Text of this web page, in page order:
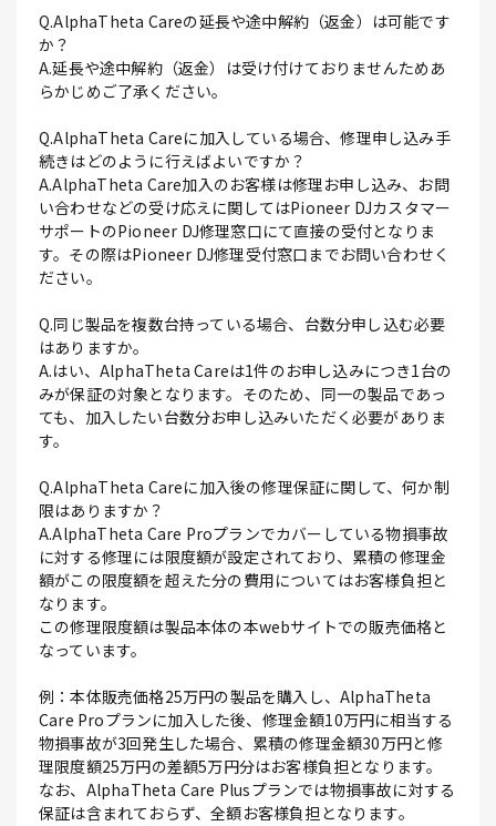
Q.AlphaTheta Careの延長や途中解約（返金）は可能です
か？
A.延長や途中解約（返金）は受け付けておりませんためあ
らかじめご了承ください。
Q.AlphaTheta Careに加入している場合、修理申し込み手
続きはどのように行えばよいですか？
A.AlphaTheta Care加入のお客様は修理お申し込み、お問
い合わせなどの受け応えに関してはPioneer DJカスタマー
サポートのPioneer DJ修理窓口にて直接の受付となりま
す。その際はPioneer DJ修理受付窓口までお問い合わせく
ださい。
Q.同じ製品を複数台持っている場合、台数分申し込む必要
はありますか。
A.はい、AlphaTheta Careは1件のお申し込みにつき1台の
みが保証の対象となります。そのため、同一の製品であっ
ても、加入したい台数分お申し込みいただく必要がありま
す。
Q.AlphaTheta Careに加入後の修理保証に関して、何か制
限はありますか？
A.AlphaTheta Care Proプランでカバーしている物損事故
に対する修理には限度額が設定されており、累積の修理金
額がこの限度額を超えた分の費用についてはお客様負担と
なります。
この修理限度額は製品本体の本webサイトでの販売価格と
なっています。
例：本体販売価格25万円の製品を購入し、AlphaTheta
Care Proプランに加入した後、修理金額10万円に相当する
物損事故が3回発生した場合、累積の修理金額30万円と修
理限度額25万円の差額5万円分はお客様負担となります。
なお、AlphaTheta Care Plusプランでは物損事故に対する
保証は含まれておらず、全額お客様負担となります。